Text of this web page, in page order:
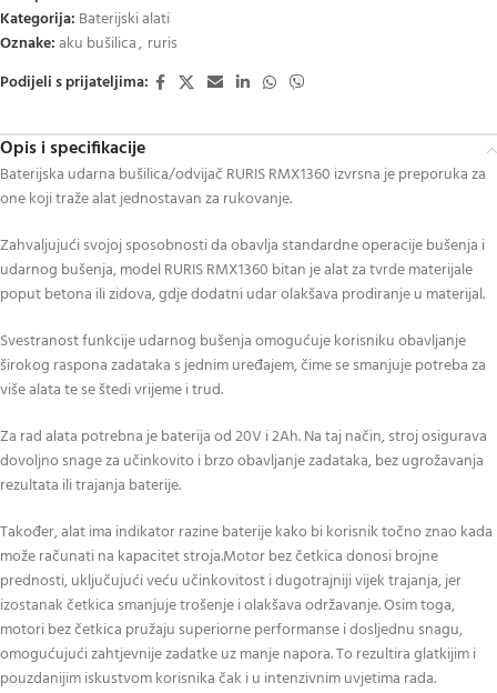
Kategorija: Baterijski alati
Oznake:aku bušilica, ruris
Podijeli s prijateljima:
Opis i specifikacije
Baterijska udarna bušilica/odvijač RURIS RMX1360 izvrsna je preporuka za
one koji traže alat jednostavan za rukovanje.
Zahvaljujući svojoj sposobnosti da obavlja standardne operacije bušenja i
udarnog bušenja, model RURIS RMX1360 bitan je alat za tvrde materijale
poput betona ili zidova, gdje dodatni udar olakšava prodiranje u materijal.
Svestranost funkcije udarnog bušenja omogućuje korisniku obavljanje
širokog raspona zadataka s jednim uređajem, čime se smanjuje potreba za
više alata te se štedi vrijeme i trud.
Za rad alata potrebna je baterija od 20V i 2Ah. Na taj način, stroj osigurava
dovoljno snage za učinkovito i brzo obavljanje zadataka, bez ugrožavanja
rezultata ili trajanja baterije.
Također, alat ima indikator razine baterije kako bi korisnik točno znao kada
može računati na kapacitet stroja.Motor bez četkica donosi brojne
prednosti, uključujući veću učinkovitost i dugotrajniji vijek trajanja, jer
izostanak četkica smanjuje trošenje i olakšava održavanje. Osim toga,
motori bez četkica pružaju superiorne performanse i dosljednu snagu,
omogućujući zahtjevnije zadatke uz manje napora. To rezultira glatkijim i
pouzdanijim iskustvom korisnika čak i u intenzivnim uvjetima rada.